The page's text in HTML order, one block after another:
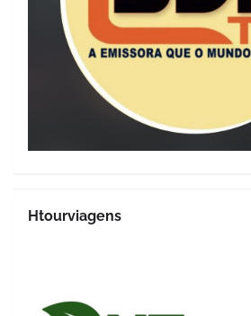
Htourviagens